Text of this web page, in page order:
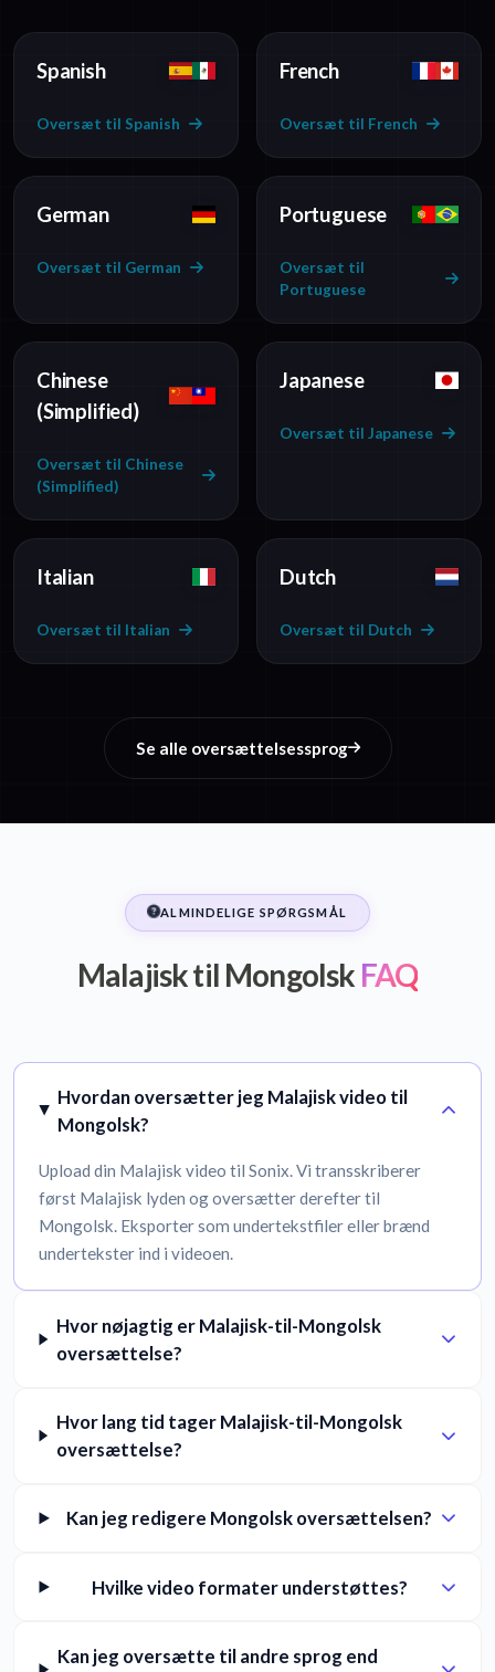
Spanish
Oversæt til Spanish
French
Oversæt til French
German
Oversæt til German
Portuguese
Oversæt til
Portuguese
Chinese
(Simplified)
Oversæt til Chinese
(Simplified)
Japanese
Oversæt til Japanese
Italian
Oversæt til Italian
Dutch
Oversæt til Dutch
Se alle oversættelsessprog
ALMINDELIGE SPØRGSMÅL
Malajisk til Mongolsk FAQ
Hvordan oversætter jeg Malajisk video til
Mongolsk?
Upload din Malajisk video til Sonix. Vi transskriberer
først Malajisk lyden og oversætter derefter til
Mongolsk. Eksporter som undertekstfiler eller brænd
undertekster ind i videoen.
Hvor nøjagtig er Malajisk-til-Mongolsk
oversættelse?
Hvor lang tid tager Malajisk-til-Mongolsk
oversættelse?
Kan jeg redigere Mongolsk oversættelsen?
Hvilke video formater understøttes?
Kan jeg oversætte til andre sprog end